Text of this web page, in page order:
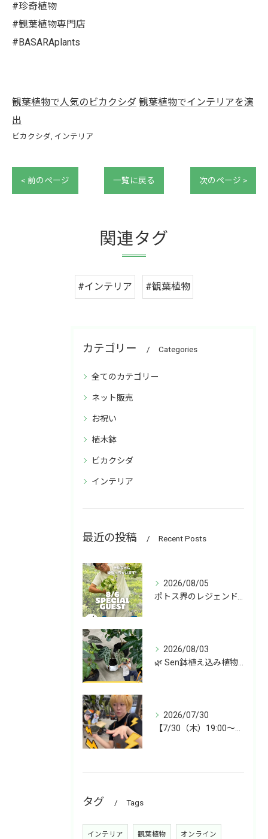
#珍奇植物
#観葉植物専門店
#BASARAplants
観葉植物で人気のビカクシダ 観葉植物でインテリアを演
出
ビカクシダ インテリア
< 前のページ 一覧に戻る 次のページ >
関連タグ
#インテリア #観葉植物
カテゴリー Categories
全てのカテゴリー
ネット販売
お祝い
植木鉢
ビカクシダ
インテリア
最近の投稿 Recent Posts
2026/08/05
2026/08/03
2026/07/30
タグ Tags
インテリア 観葉植物 オンライン